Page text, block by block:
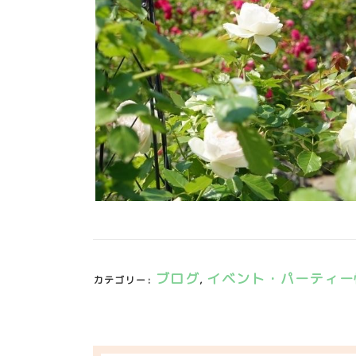
カテゴリー: ブログ, イベント・パーティ